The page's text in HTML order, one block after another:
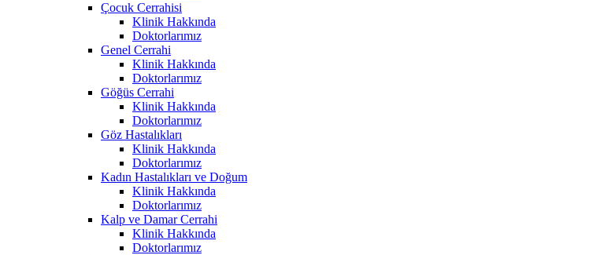
Çocuk Cerrahisi
Klinik Hakkında
Doktorlarımız
Genel Cerrahi
Klinik Hakkında
Doktorlarımız
Göğüs Cerrahi
Klinik Hakkında
Doktorlarımız
Göz Hastalıkları
Klinik Hakkında
Doktorlarımız
Kadın Hastalıkları ve Doğum
Klinik Hakkında
Doktorlarımız
Kalp ve Damar Cerrahi
Klinik Hakkında
Doktorlarımız